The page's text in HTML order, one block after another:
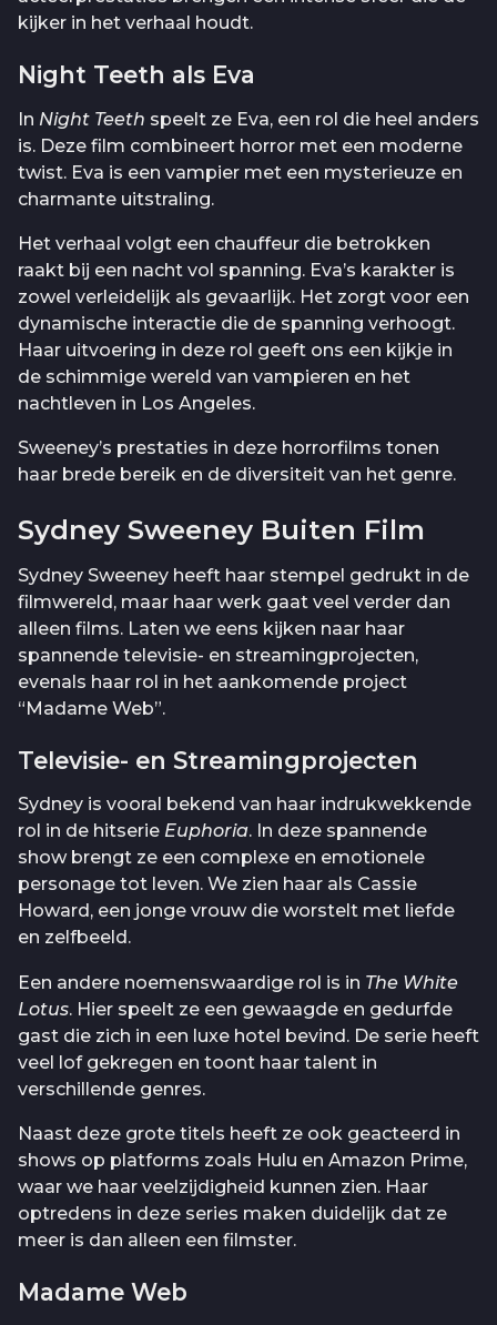
kijker in het verhaal houdt.
Night Teeth als Eva
In Night Teeth speelt ze Eva, een rol die heel anders
is. Deze film combineert horror met een moderne
twist. Eva is een vampier met een mysterieuze en
charmante uitstraling.
Het verhaal volgt een chauffeur die betrokken
raakt bij een nacht vol spanning. Eva’s karakter is
zowel verleidelijk als gevaarlijk. Het zorgt voor een
dynamische interactie die de spanning verhoogt.
Haar uitvoering in deze rol geeft ons een kijkje in
de schimmige wereld van vampieren en het
nachtleven in Los Angeles.
Sweeney’s prestaties in deze horrorfilms tonen
haar brede bereik en de diversiteit van het genre.
Sydney Sweeney Buiten Film
Sydney Sweeney heeft haar stempel gedrukt in de
filmwereld, maar haar werk gaat veel verder dan
alleen films. Laten we eens kijken naar haar
spannende televisie- en streamingprojecten,
evenals haar rol in het aankomende project
“Madame Web”.
Televisie- en Streamingprojecten
Sydney is vooral bekend van haar indrukwekkende
rol in de hitserie Euphoria. In deze spannende
show brengt ze een complexe en emotionele
personage tot leven. We zien haar als Cassie
Howard, een jonge vrouw die worstelt met liefde
en zelfbeeld.
Een andere noemenswaardige rol is in The White
Lotus. Hier speelt ze een gewaagde en gedurfde
gast die zich in een luxe hotel bevind. De serie heeft
veel lof gekregen en toont haar talent in
verschillende genres.
Naast deze grote titels heeft ze ook geacteerd in
shows op platforms zoals Hulu en Amazon Prime,
waar we haar veelzijdigheid kunnen zien. Haar
optredens in deze series maken duidelijk dat ze
meer is dan alleen een filmster.
Madame Web